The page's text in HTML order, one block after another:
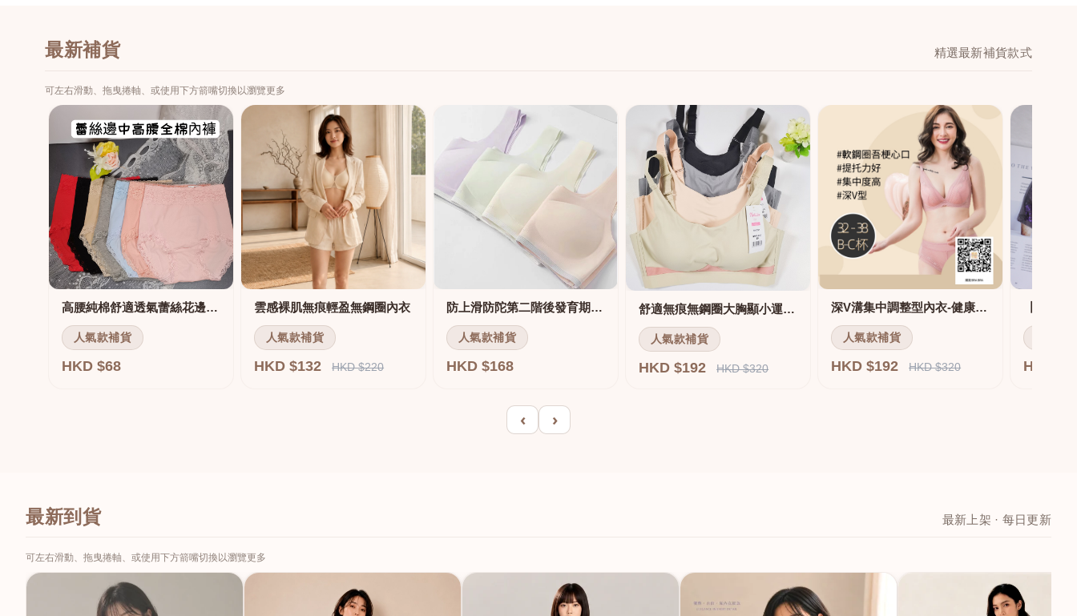
最新補貨 精選最新補貨款式
可左右滑動、拖曳捲軸、或使用下方箭嘴切換以瀏覽更多
高腰純棉舒適透氣蕾絲花邊三角褲
人氣款補貨
HKD $68
雲感裸肌無痕輕盈無鋼圈內衣
人氣款補貨
HKD $132 HKD $220
防上滑防陀第二階後發育期內衣
人氣款補貨
HKD $168
舒適無痕無鋼圈大胸顯小運動內衣
人氣款補貨
HKD $192 HKD $320
深V溝集中調整型內衣-健康軟鋼圈
人氣款補貨
HKD $192 HKD $320 HKD
‹ ›
最新到貨 最新上架 · 每日更新
可左右滑動、拖曳捲軸、或使用下方箭嘴切換以瀏覽更多